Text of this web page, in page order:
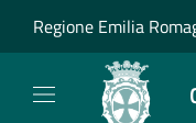
Regione Emilia